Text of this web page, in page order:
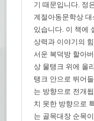
기 때문입니다. 정
계절아동문학상
있습니다. 이 책에
상력과 이야기의
서운 복덕방 할아
상 물탱크 위에 올
탱크 안으로 뛰어
는 방향으로 전개
치 못한 방향으로
는 골목대장 순목